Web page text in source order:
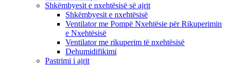
Shkëmbyesit e nxehtësisë së ajrit
Shkëmbyesit e nxehtësisë
Ventilator me Pompë Nxehtësie për Rikuperimin
e Nxehtësisë
Ventilator me rikuperim të nxehtësisë
Dehumidifikimi
Pastrimi i ajrit